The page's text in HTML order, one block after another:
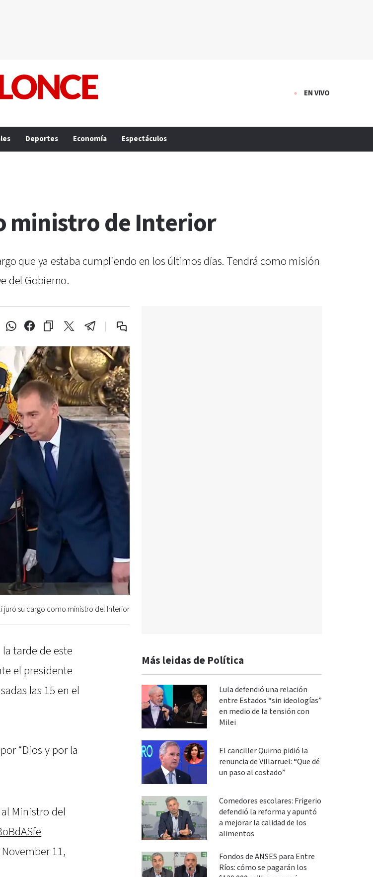
EN VIVO
Deportes Economía Espectáculos
ministro de Interior
que ya estaba cumpliendo en los últimos días. Tendrá como misión
del Gobierno.
juró su cargo como ministro del Interior
tarde de este
el presidente
las 15 en el
“Dios y por la
Ministro del
November 11,
Más leidas de Política
Lula defendió una relación
entre Estados “sin ideologías”
en medio de la tensión con
Milei
El canciller Quirno pidió la
renuncia de Villarruel: “Que dé
un paso al costado”
Comedores escolares: Frigerio
defendió la reforma y apuntó
a mejorar la calidad de los
alimentos
Fondos de ANSES para Entre
Ríos: cómo se pagarán los